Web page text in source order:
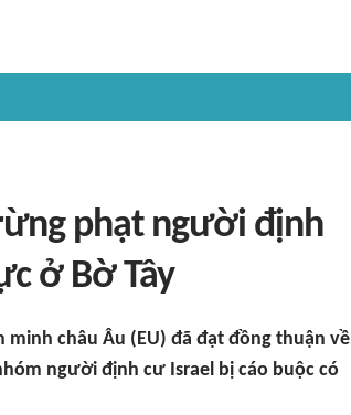
phạt người định
ở Bờ Tây
châu Âu (EU) đã đạt đồng thuận về
người định cư Israel bị cáo buộc có